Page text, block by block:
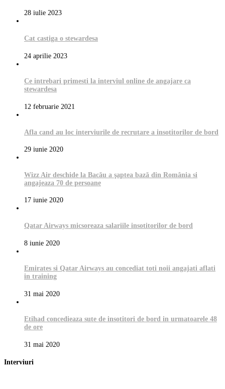
28 iulie 2023
Cat castiga o stewardesa
24 aprilie 2023
Ce intrebari primesti la interviul online de angajare ca
stewardesa
12 februarie 2021
Afla cand au loc interviurile de recrutare a insotitorilor de bord
29 iunie 2020
Wizz Air deschide la Bacău a şaptea bază din România si
angajeaza 70 de persoane
17 iunie 2020
Qatar Airways micsoreaza salariile insotitorilor de bord
8 iunie 2020
Emirates si Qatar Airways au concediat toti noii angajati aflati
in training
31 mai 2020
Etihad concedieaza sute de insotitori de bord in urmatoarele 48
de ore
31 mai 2020
Interviuri